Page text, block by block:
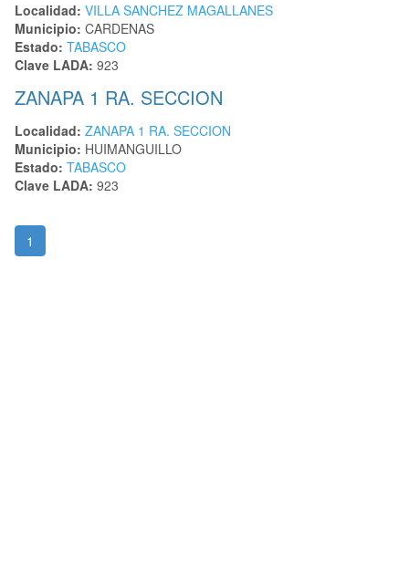
Localidad: VILLA SANCHEZ MAGALLANES
Municipio: CARDENAS
Estado: TABASCO
Clave LADA: 923
ZANAPA 1 RA. SECCION
Localidad: ZANAPA 1 RA. SECCION
Municipio: HUIMANGUILLO
Estado: TABASCO
Clave LADA: 923
1